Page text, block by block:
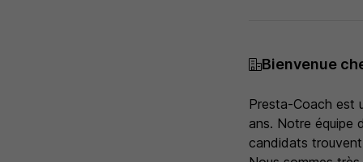
Bienvenue
Presta-Coach est
ans. Notre équipe
candidats